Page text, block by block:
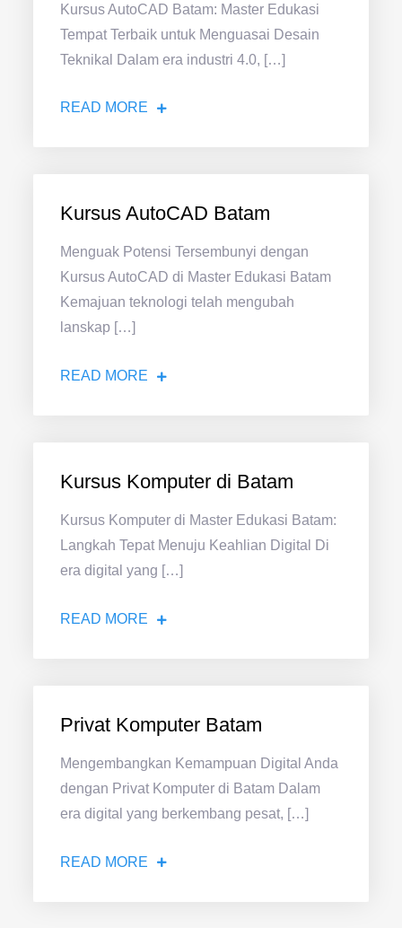
Kursus AutoCAD Batam: Master Edukasi
Tempat Terbaik untuk Menguasai Desain
Teknikal Dalam era industri 4.0, […]
READ MORE
Kursus AutoCAD Batam
Menguak Potensi Tersembunyi dengan
Kursus AutoCAD di Master Edukasi Batam
Kemajuan teknologi telah mengubah
lanskap […]
READ MORE
Kursus Komputer di Batam
Kursus Komputer di Master Edukasi Batam:
Langkah Tepat Menuju Keahlian Digital Di
era digital yang […]
READ MORE
Privat Komputer Batam
Mengembangkan Kemampuan Digital Anda
dengan Privat Komputer di Batam Dalam
era digital yang berkembang pesat, […]
READ MORE